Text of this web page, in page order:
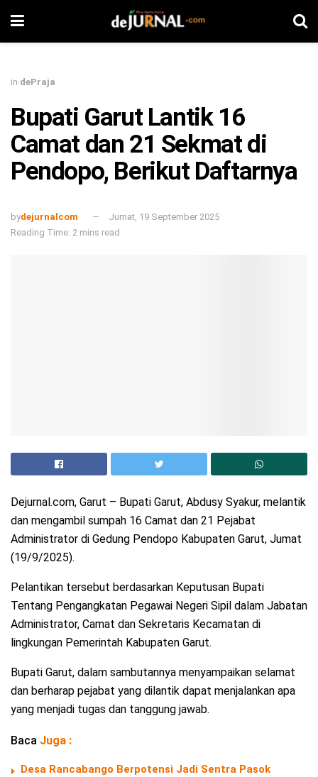
in dePraja
Bupati Garut Lantik 16
Camat dan 21 Sekmat di
Pendopo, Berikut Daftarnya
bydejurnalcom
Jumat, 19 September 2025
Reading Time: 2 mins read
Dejurnal.com, Garut – Bupati Garut, Abdusy Syakur, melantik
dan mengambil sumpah 16 Camat dan 21 Pejabat
Administrator di Gedung Pendopo Kabupaten Garut, Jumat
(19/9/2025).
Pelantikan tersebut berdasarkan Keputusan Bupati
Tentang Pengangkatan Pegawai Negeri Sipil dalam Jabatan
Administrator, Camat dan Sekretaris Kecamatan di
lingkungan Pemerintah Kabupaten Garut.
Bupati Garut, dalam sambutannya menyampaikan selamat
dan berharap pejabat yang dilantik dapat menjalankan apa
yang menjadi tugas dan tanggung jawab.
Baca Juga :
Desa Rancabango Berpotensi Jadi Sentra Pasok